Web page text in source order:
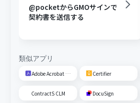
@pocketからGMOサインで
契約書を送信する
類似アプリ
Adobe Acrobat Sign Certifier
ContractS CLM DocuSign